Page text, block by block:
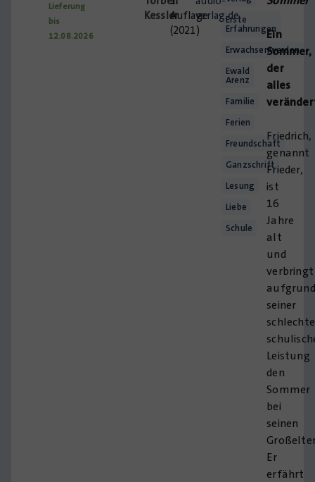
Lieferung
bis
12.08.2026
KesslerAuflage
(2021)
verlag.de
Erste
Erfahrungen
Erwachsenwerden
Ewald
Arenz
Familie
Ferien
Freundschaft
Ganzschrift
Lesung
Liebe
Schule
Ein
Sommer,
der
alles
Friedrich,
genannt
Frieder,
ist
16
Jahre
alt
und
verbringt
aufgrund
seiner
Leistung
den
Sommer
bei
seinen
Er
erfährt